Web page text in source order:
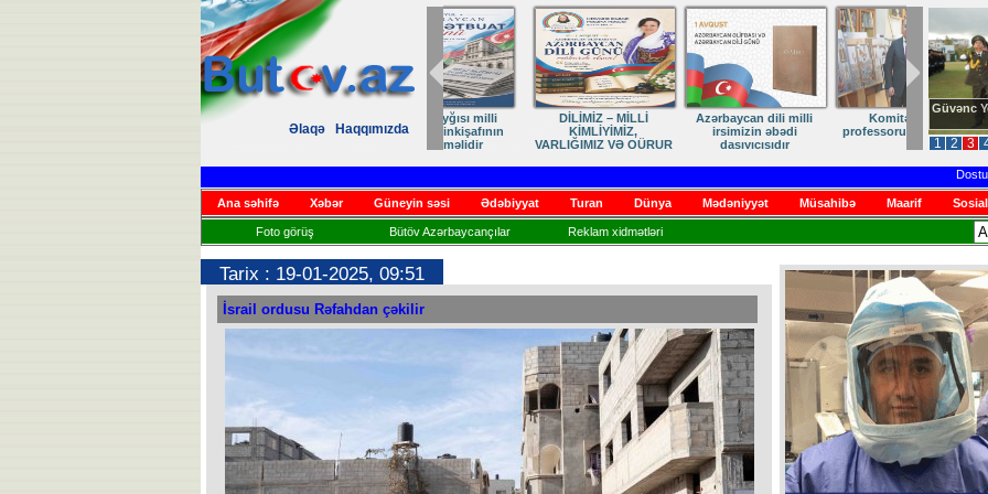
Əlaqə
Haqqımızda
1 2 3
Güvənc
DİLİMİZ – MİLLİ
KİMLİYİMİZ,
VARLIĞIMIZ VƏ QÜRUR
Azərbaycan dili milli
irsimizin əbədi
daşıyıcısıdır
Komitə sədri
professoru təbrik etdi
Ana səhifə Xəbər Güneyin səsi Ədəbiyyat Turan Dünya Mədəniyyət Müsahibə Maarif
Foto görüş Bütöv Azərbaycançılar Reklam xidmətləri
Tarix : 19-01-2025, 09:51
İsrail ordusu Rəfahdan çəkilir